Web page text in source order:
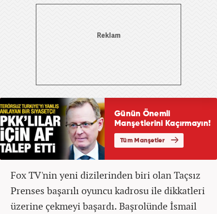
Fox TV'nin yeni dizilerinden biri olan Taçsız
Prenses başarılı oyuncu kadrosu ile dikkatleri
üzerine çekmeyi başardı. Başrolünde İsmail